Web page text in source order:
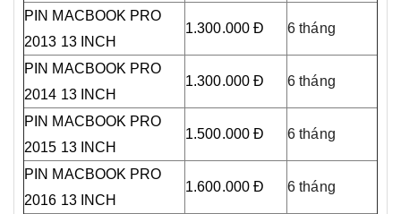
PIN MACBOOK PRO
2013 13 INCH
1.300.000 Đ 6 tháng
PIN MACBOOK PRO
2014 13 INCH
1.300.000 Đ 6 tháng
PIN MACBOOK PRO
2015 13 INCH
1.500.000 Đ 6 tháng
PIN MACBOOK PRO
2016 13 INCH
1.600.000 Đ 6 tháng